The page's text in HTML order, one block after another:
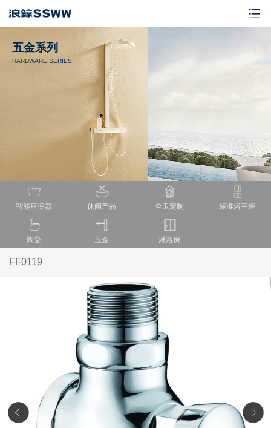
五金系列
HARDWARE SERIES
智能座便器 休闲产品 全卫定制 标准浴室柜
陶瓷 五金 淋浴房
FF0119